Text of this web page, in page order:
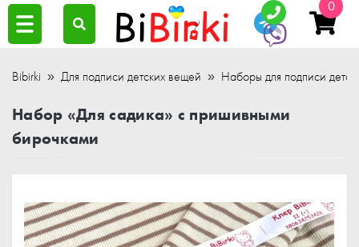
0
Bibirki Для подписи детских вещей Наборы для подписи
Набор «Для садика» с пришивными
бирочками